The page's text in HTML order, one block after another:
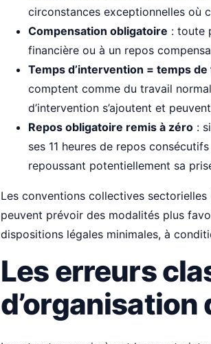
circonstances exceptionnelles où
Compensation obligatoire : toute
financière ou à un repos
Temps d’intervention = temps
comptent comme du travail
d’intervention s’ajoutent et
Repos obligatoire remis à zéro :
ses 11 heures de repos
repoussant potentiellement sa
Les conventions collectives
peuvent prévoir des modalités plus
dispositions légales minimales, à
Les erreurs